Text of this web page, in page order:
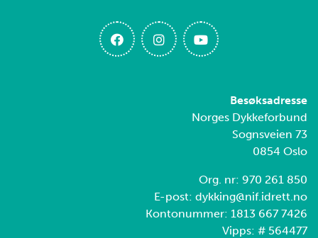
Besøksadresse
Norges Dykkeforbund
Sognsveien 73
0854 Oslo
Org. nr: 970 261 850
E-post: dykking@nif.idrett.no
Kontonummer: 1813 667 7426
Vipps: # 564477